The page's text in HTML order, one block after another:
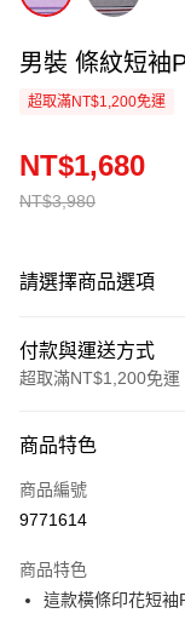
男裝 條紋短袖
超取滿NT$1,200免運
NT$3,980
NT$1,680
請選擇商品選項
付款與運送方式
超取滿NT$1,200免運
信用卡一次付款
超商取貨付款
Apple Pay
商品特色
商品編號
9771614
商品特色
這款橫條印花短袖